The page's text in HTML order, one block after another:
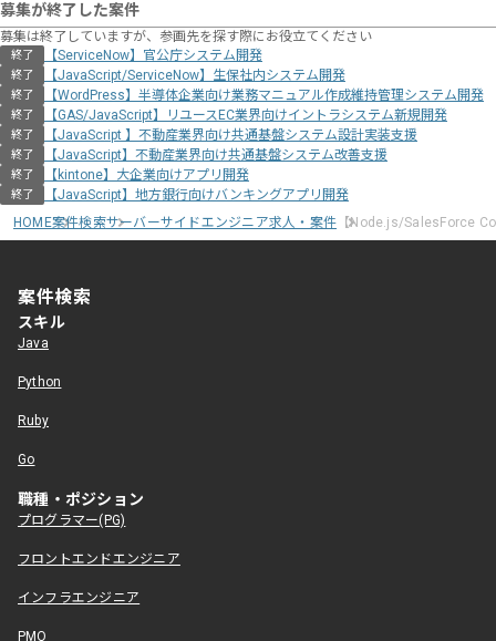
募集が終了した案件
募集は終了していますが、参画先を探す際にお役立てください
終了 【ServiceNow】官公庁システム開発
終了 【JavaScript/ServiceNow】生保社内システム開発
終了 【WordPress】半導体企業向け業務マニュアル作成維持管理システム開発
終了 【GAS/JavaScript】リユースEC業界向けイントラシステム新規開発
終了 【JavaScript 】不動産業界向け共通基盤システム設計実装支援
終了 【JavaScript】不動産業界向け共通基盤システム改善支援
終了 【kintone】大企業向けアプリ開発
終了
【JavaScript】地方銀行向けバンキングアプリ開発
HOME案件検索サーバーサイドエンジニア求人・案件 【Node.js/SalesForce
案件検索
スキル
Java
Python
Ruby
Go
職種・ポジション
プログラマー(PG)
フロントエンドエンジニア
インフラエンジニア
PMO